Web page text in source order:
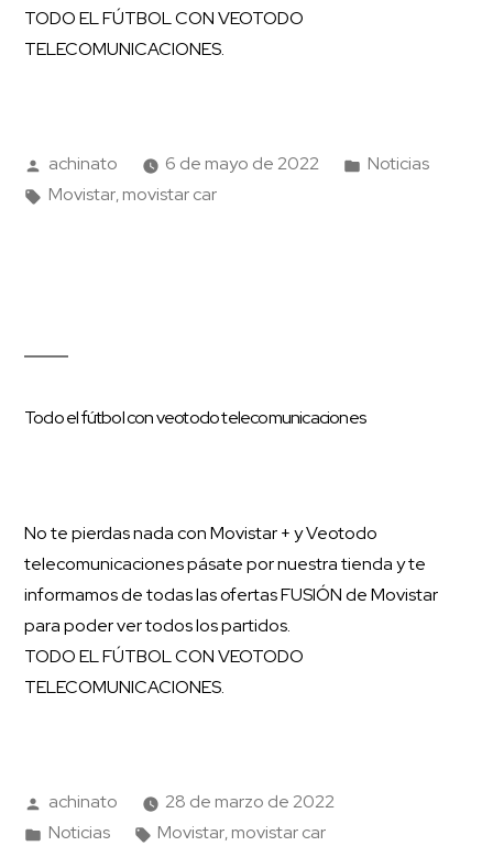
TODO EL FÚTBOL CON VEOTODO
TELECOMUNICACIONES.
achinato 6 de mayo de 2022
Noticias
Movistar, movistar car
Todo el fútbol con veotodo telecomunicaciones
No te pierdas nada con Movistar + y Veotodo
telecomunicaciones pásate por nuestra tienda y te
informamos de todas las ofertas FUSIÓN de Movistar
para poder ver todos los partidos.
TODO EL FÚTBOL CON VEOTODO
TELECOMUNICACIONES.
achinato
28 de marzo de 2022
Noticias
Movistar,movistar car